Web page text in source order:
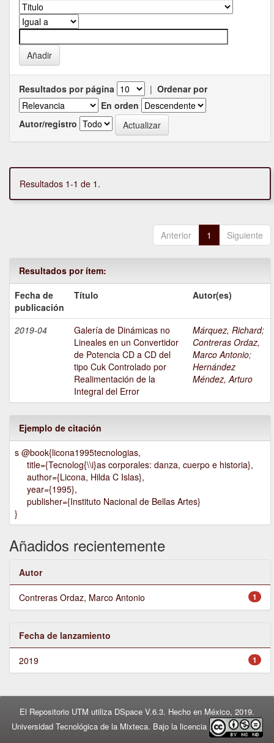
Resultados por página | Ordenar por
En orden
Autor/registro
Resultados 1-1 de 1.
Anterior 1 Siguiente
Resultados por ítem:
Fecha de
publicación
Título Autor(es)
2019-04
Galería de Dinámicas no
Lineales en un Convertidor
de Potencia CD a CD del
tipo Cuk Controlado por
Realimentación de la
Integral del Error
Márquez, Richard;
Contreras Ordaz,
Marco Antonio;
Hernández
Méndez, Arturo
Ejemplo de citación
s @book{licona1995tecnologias,
title={Tecnolog{\\i}as corporales: danza, cuerpo e historia},
author={Licona, Hilda C Islas},
year={1995},
publisher={Instituto Nacional de Bellas Artes}
}
Añadidos recientemente
Autor
1
Contreras Ordaz, Marco Antonio
Fecha de lanzamiento
1
2019
El Repositorio UTM utiliza DSpace V.6.3. Hecho en México, 2019.
Universidad Tecnológica de la Mixteca. Bajo la licencia